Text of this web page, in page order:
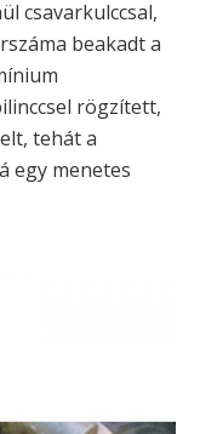
csavarkulccsal,
beakadt a
rögzített,
tehát a
egy menetes